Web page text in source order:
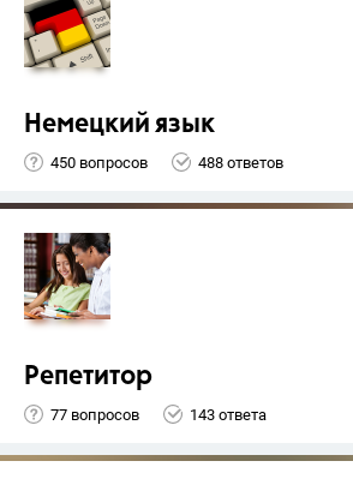
Немецкий язык
450 вопросов 488 ответов
Репетитор
77 вопросов 143 ответа